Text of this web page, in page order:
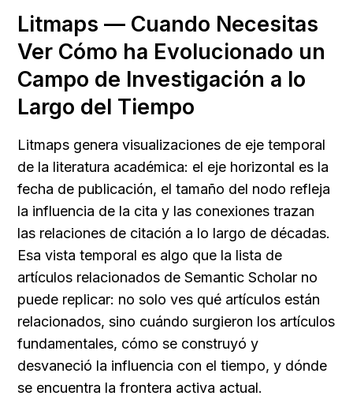
Litmaps — Cuando Necesitas
Ver Cómo ha Evolucionado un
Campo de Investigación a lo
Largo del Tiempo
Litmaps genera visualizaciones de eje temporal
de la literatura académica: el eje horizontal es la
fecha de publicación, el tamaño del nodo refleja
la influencia de la cita y las conexiones trazan
las relaciones de citación a lo largo de décadas.
Esa vista temporal es algo que la lista de
artículos relacionados de Semantic Scholar no
puede replicar: no solo ves qué artículos están
relacionados, sino cuándo surgieron los artículos
fundamentales, cómo se construyó y
desvaneció la influencia con el tiempo, y dónde
se encuentra la frontera activa actual.